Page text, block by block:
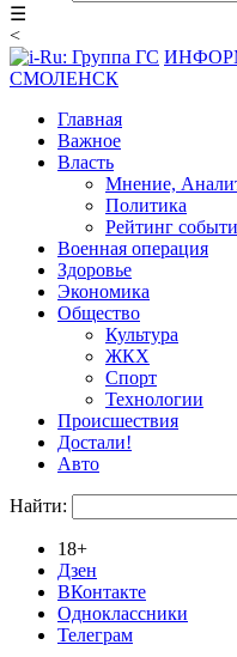
☰
<
СМОЛЕНСК
Главная
Важное
Власть
Мнение,
Политика
Рейтинг
Военная операция
Здоровье
Экономика
Общество
Культура
ЖКХ
Спорт
Технологии
Происшествия
Достали!
Авто
Найти:
18+
Дзен
ВКонтакте
Одноклассники
Телеграм